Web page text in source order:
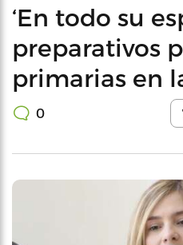
‘En todo su
preparativos
primarias en
0